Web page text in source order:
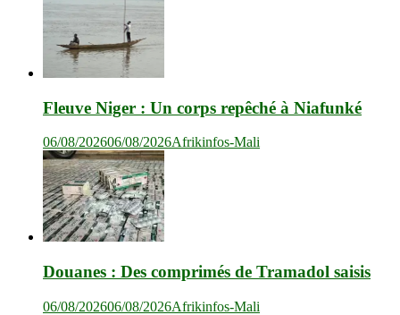
Fleuve Niger : Un corps repêché à Niafunké
06/08/202606/08/2026Afrikinfos-Mali
Douanes : Des comprimés de Tramadol saisis
06/08/202606/08/2026Afrikinfos-Mali